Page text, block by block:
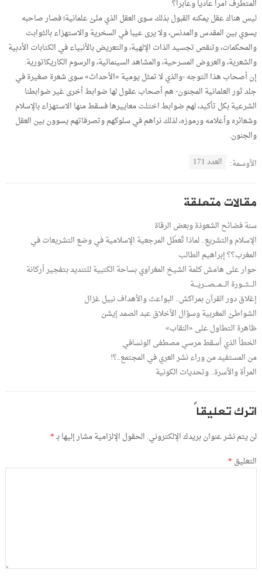
المتطرف أمرا عاديا وعابرا؟
ليس هناك عقل يمكنه القبول بذلك سوى العقل الذي ملئ علمانية؛ فصار صاحبه
يسوي بين المقدس والمدنس، ولا يرى عيبا في السخرية والاستهزاء بالثوابت
والمحكمات، وتنقص تجسيد الذات الإلهية، والتعريض بالأنبياء في الكتابات الأدبية
والشعرية، والعروض المسرحية، والمشاهد السينمائية، والرسوم الكاريكاتورية.
إن أصحاب هذا التوجه -والذي لا تمثل يومية «الأحداث» سوى شعرة صغيرة في
جلد ثور العلمانية المجنون- هم أصحاب عقول لها ضوابط أخرى غير ضوابطنا
الشرعية بكل تأكيد، لهم ضوابط اختلت معاييرها فسقط منها الاستهزاء بالإسلام
وشعائره وأعلامه ورموزه، لذلك نراهم في سلوكهم وتصرفاتهم يسوون بين العقل
والجنون.
الأوسمة: العدد 171
مقالات متعلقة
سنة فضائح الشعوذة وبعض الرقاة
الإسلام والتشريع.. لماذا تُعطّل المرجعية الإسلامية في وضع التشريعات في
المغرب؟؟ إبراهيم الطالب
حوار على هامش كلمة الشيخ المغراوي بساحة الكتبية للتنديد بتفجير أركانة
الـــثـــورة الـــمـــصـــريـــة
إغلاق دور القرآن بمراكش.. البواعث والأهداف نبيل غزال
الشواطئ المغربية وسؤال الأخلاق عبد الصمد إيشن
ظاهرة التطاول على «النقاب»
الخطأ الذي أسقط مرسي مصطفى الونسافي
من المستفيد من وراء نشر العري في المجتمع..؟!
المرأة والأسرة.. وتحديات الكونية
اترك تعليقاً
لن يتم نشر عنوان بريدك الإلكتروني. الحقول الإلزامية مشار إليها بـ*
التعليق *